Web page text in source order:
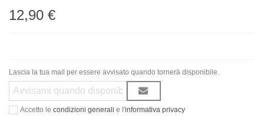
12,90 €
Lascia la tua mail per essere avvisato quando tornerà disponibile.
Accetto le condizioni generali e l'informativa privacy